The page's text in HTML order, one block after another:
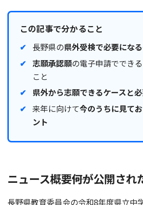
この記事で分かること
長野県の県外受検で必要にな
志願承認願の電子申請ででき
こと
県外から志願できるケースと
来年に向けて今のうちに見て
ント
ニュース概要――何が公開され
長野県教育委員会の令和8年度県立中